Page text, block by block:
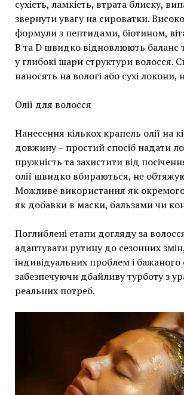
сухість, ламкість, втрата блиску,
звернути увагу на сироватки.
формули з пептидами, біотином,
В та D швидко відновлюють баланс
у глибокі шари структури волосся.
наносять на вологі або сухі
Олії для волосся
Нанесення кількох крапель олії на
довжину – простий спосіб надати
пружність та захистити від
олії швидко вбираються, не
Можливе використання як окремого
як добавки в маски, бальзами чи
Поглиблені етапи догляду за
адаптувати рутину до сезонних змін,
індивідуальних проблем і бажаного
забезпечуючи дбайливу турботу з
реальних потреб.